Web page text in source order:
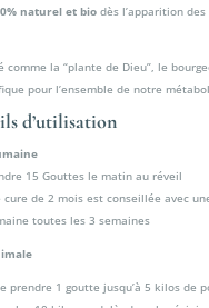
naturel et biodès l’apparition
comme la “plante de Dieu”, le
pour l’ensemble de notre
d’utilisation
15 Gouttes le matin au réveil
de 2 mois est conseillée avec
toutes les 3 semaines
1 goutte jusqu’à 5 kilos de